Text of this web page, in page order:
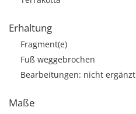
Erhaltung
Fragment(e)
Fuß weggebrochen
Bearbeitungen: nicht ergänzt
Maße